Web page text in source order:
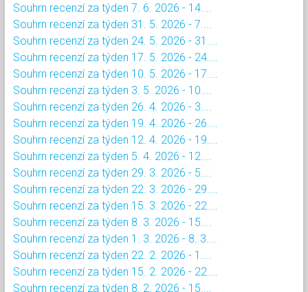
Souhrn recenzí za týden 7. 6. 2026 - 14....
Souhrn recenzí za týden 31. 5. 2026 - 7....
Souhrn recenzí za týden 24. 5. 2026 - 31....
Souhrn recenzí za týden 17. 5. 2026 - 24....
Souhrn recenzí za týden 10. 5. 2026 - 17....
Souhrn recenzí za týden 3. 5. 2026 - 10....
Souhrn recenzí za týden 26. 4. 2026 - 3....
Souhrn recenzí za týden 19. 4. 2026 - 26....
Souhrn recenzí za týden 12. 4. 2026 - 19....
Souhrn recenzí za týden 5. 4. 2026 - 12....
Souhrn recenzí za týden 29. 3. 2026 - 5....
Souhrn recenzí za týden 22. 3. 2026 - 29....
Souhrn recenzí za týden 15. 3. 2026 - 22....
Souhrn recenzí za týden 8. 3. 2026 - 15....
Souhrn recenzí za týden 1. 3. 2026 - 8. 3....
Souhrn recenzí za týden 22. 2. 2026 - 1....
Souhrn recenzí za týden 15. 2. 2026 - 22....
Souhrn recenzí za týden 8. 2. 2026 - 15....